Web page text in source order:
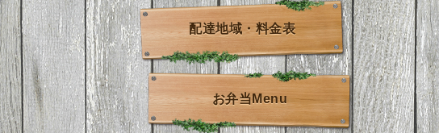
配達地域・料金表
お弁当Menu